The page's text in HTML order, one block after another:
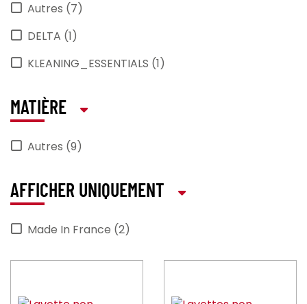
Autres (7)
DELTA (1)
KLEANING_ESSENTIALS (1)
MATIÈRE
Autres (9)
AFFICHER UNIQUEMENT
Made In France (2)